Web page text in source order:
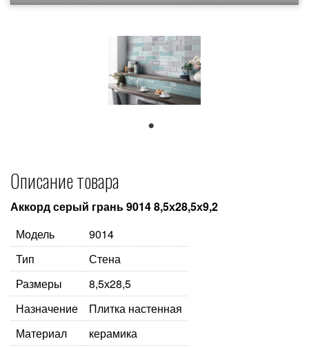
Описание товара
Аккорд серый грань 9014 8,5х28,5х9,2
Модель
9014
Тип
Стена
Размеры
8,5х28,5
Назначение
Плитка настенная
Материал
керамика